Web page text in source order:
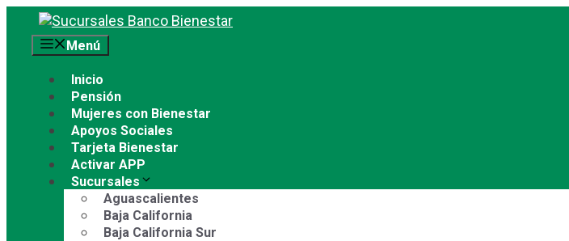
Saltar
contenidoMenú
Inicio
Pensión
Mujeres con Bienestar
Apoyos Sociales
Tarjeta Bienestar
Activar APP
Sucursales
Aguascalientes
Baja California
Baja California Sur